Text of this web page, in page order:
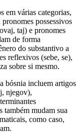
em várias categorias,
possessivos
taj) e pronomes
de forma
do substantivo a
reflexivos (sebe, se),
sobre si mesmo.
bósnia incluem artigos
njegov),
também mudam sua
como caso,